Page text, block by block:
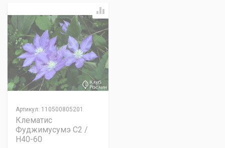
Артикул: 110500805201
Клематис
Фуджимусумэ C2 /
H40-60